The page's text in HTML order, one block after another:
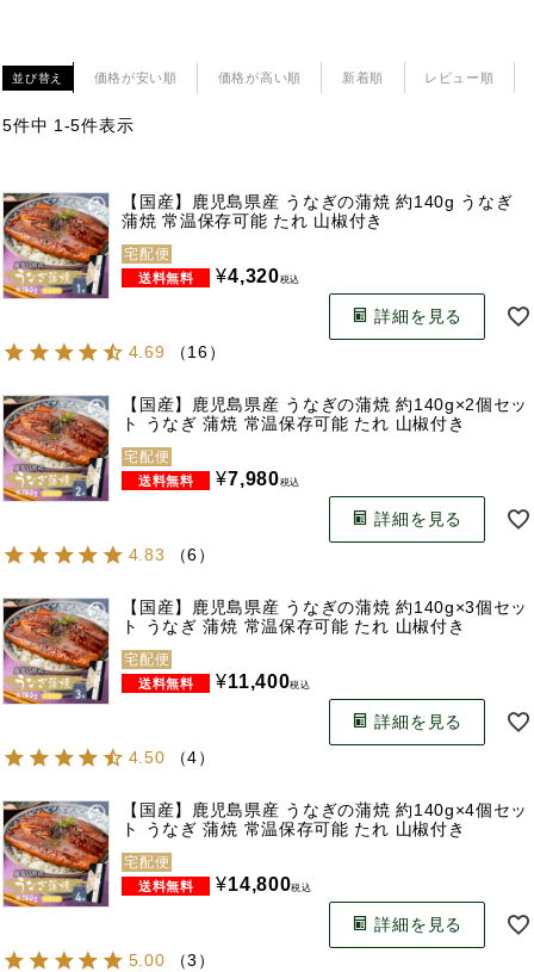
並び替え 価格が安い順 価格が高い順 新着順 レビュー順
5件中 1 -5件表示
【国産】鹿児島県産 うなぎの蒲焼 約140g うなぎ
蒲焼 常温保存可能 たれ 山椒付き
宅配便
¥4,320税込
詳細を見る
4.69
（16）
【国産】鹿児島県産 うなぎの蒲焼 約140g×2個セッ
ト うなぎ 蒲焼 常温保存可能 たれ 山椒付き
宅配便
¥7,980税込
詳細を見る
4.83
（6）
【国産】鹿児島県産 うなぎの蒲焼 約140g×3個セッ
ト うなぎ 蒲焼 常温保存可能 たれ 山椒付き
宅配便
¥11,400税込
詳細を見る
4.50
（4）
【国産】鹿児島県産 うなぎの蒲焼 約140g×4個セッ
ト うなぎ 蒲焼 常温保存可能 たれ 山椒付き
宅配便
¥14,800税込
詳細を見る
5.00
（3 ）